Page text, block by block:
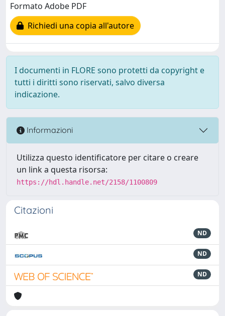
Formato Adobe PDF
Richiedi una copia all'autore
I documenti in FLORE sono protetti da copyright e
tutti i diritti sono riservati, salvo diversa
indicazione.
Informazioni
Utilizza questo identificatore per citare o creare
un link a questa risorsa:
https://hdl.handle.net/2158/1100809
Citazioni
ND
ND
ND